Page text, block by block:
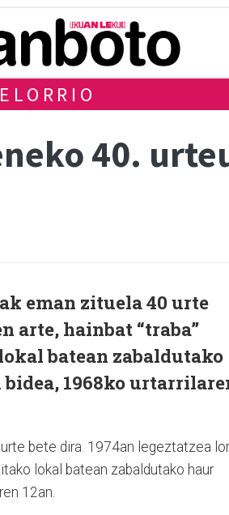
ELORRIO
40.
eman zituela 40 urte
arte, hainbat “traba”
batean zabaldutako
1968ko
bete dira. 1974an legeztatzea
lokal batean zabaldutako haur
12an.